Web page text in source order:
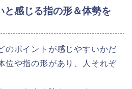
と感じる指の形＆体勢を
のポイントが感じやすいかだ
位や指の形があり、人それぞ